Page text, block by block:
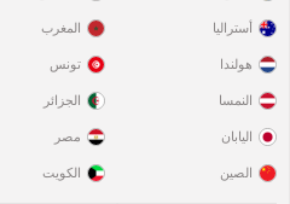
أستراليا
هولندا
النمسا
اليابان
الصين
المغرب
تونس
الجزائر
مصر
الكويت